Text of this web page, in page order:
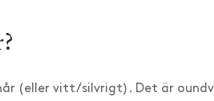
(eller vitt/silvrigt). Det är